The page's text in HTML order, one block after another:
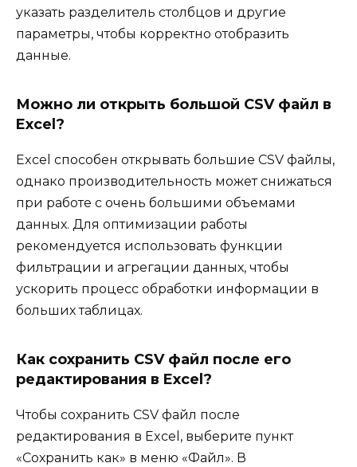
указать разделитель столбцов и другие
параметры, чтобы корректно отобразить
данные.
Можно ли открыть большой CSV файл в
Excel?
Excel способен открывать большие CSV файлы,
однако производительность может снижаться
при работе с очень большими объемами
данных. Для оптимизации работы
рекомендуется использовать функции
фильтрации и агрегации данных, чтобы
ускорить процесс обработки информации в
больших таблицах.
Как сохранить CSV файл после его
редактирования в Excel?
Чтобы сохранить CSV файл после
редактирования в Excel, выберите пункт
«Сохранить как» в меню «Файл». В